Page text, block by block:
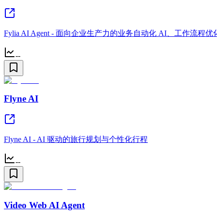
Fylia AI Agent - 面向企业生产力的业务自动化 AI、工作流程优
--
Flyne AI
Flyne AI - AI 驱动的旅行规划与个性化行程
--
Video Web AI Agent